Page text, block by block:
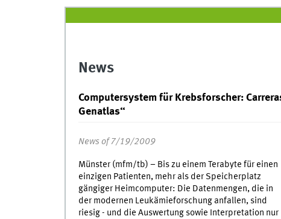
News
Computersystem für Krebsforscher:
Genatlas“
News of 7/19/2009
Münster (mfm/tb) – Bis zu einem Terabyte für einen
einzigen Patienten, mehr als der Speicherplatz
gängiger Heimcomputer: Die Datenmengen, die in
der modernen Leukämieforschung anfallen, sind
riesig - und die Auswertung sowie Interpretation nur